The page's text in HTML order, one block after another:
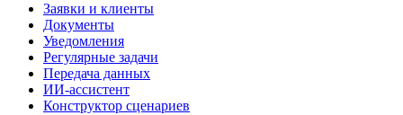
Заявки и клиенты
Документы
Уведомления
Регулярные задачи
Передача данных
ИИ-ассистент
Конструктор сценариев